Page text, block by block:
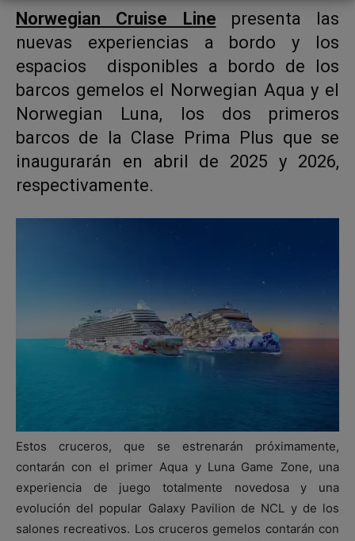
Norwegian Cruise Line presenta las
nuevas experiencias a bordo y los
espacios disponibles a bordo de los
barcos gemelos el Norwegian Aqua y el
Norwegian Luna, los dos primeros
barcos de la Clase Prima Plus que se
inaugurarán en abril de 2025 y 2026,
respectivamente.
Estos cruceros, que se estrenarán próximamente,
contarán con el primer Aqua y Luna Game Zone, una
experiencia de juego totalmente novedosa y una
evolución del popular Galaxy Pavilion de NCL y de los
salones recreativos. Los cruceros gemelos contarán con